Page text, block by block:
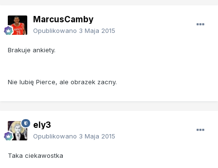
MarcusCamby
Opublikowano 3 Maja 2015
Brakuje ankiety.
Nie lubię Pierce, ale obrazek zacny.
ely3
Opublikowano 3 Maja 2015
Taka ciekawostka